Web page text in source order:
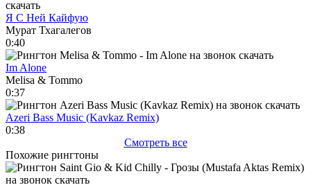
Я С Ней Кайфую
Мурат Тхагалегов
0:40
Im Alone
Melisa & Tommo
0:37
Azeri Bass Music (Kavkaz Remix)
0:38
Смотреть все
Похожие рингтоны